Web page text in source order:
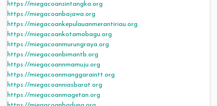
https://miegacoansintangka.org
https://miegacoanbajawa.org
https://miegacoankepulauanmerantiriau.org
https://miegacoankotamobagu.org
https://miegacoanmurungraya.org
https://miegacoanbimantb.org
https://miegacoannmamuju.org
https://miegacoanmanggaraintt.org
https://miegacoanniasbarat.org
https://miegacoanmagetan.org